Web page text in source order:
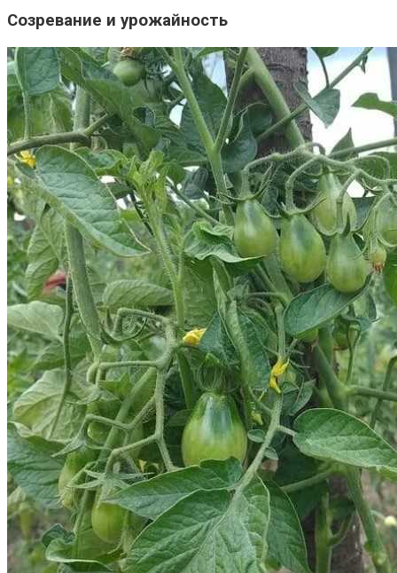
Созревание и урожайность